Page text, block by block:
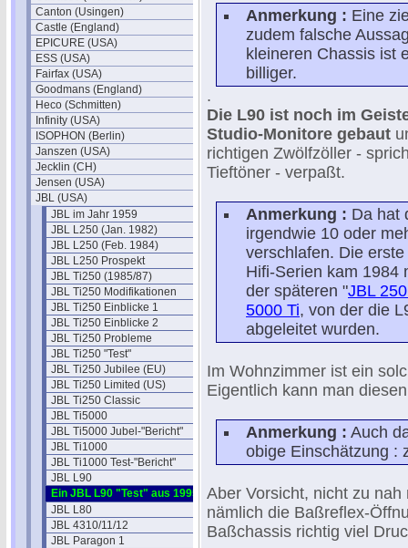
Canton (Usingen)
Castle (England)
EPICURE (USA)
ESS (USA)
Fairfax (USA)
Goodmans (England)
Heco (Schmitten)
Infinity (USA)
ISOPHON (Berlin)
Janszen (USA)
Jecklin (CH)
Jensen (USA)
JBL (USA)
JBL im Jahr 1959
JBL L250 (Jan. 1982)
JBL L250 (Feb. 1984)
JBL L250 Prospekt
JBL Ti250 (1985/87)
JBL Ti250 Modifikationen
JBL Ti250 Einblicke 1
JBL Ti250 Einblicke 2
JBL Ti250 Probleme
JBL Ti250 "Test"
JBL Ti250 Jubilee (EU)
JBL Ti250 Limited (US)
JBL Ti250 Classic
JBL Ti5000
JBL Ti5000 Jubel-"Bericht"
JBL Ti1000
JBL Ti1000 Test-"Bericht"
JBL L90
Ein JBL L90 "Test" aus 1995
JBL L80
JBL 4310/11/12
JBL Paragon 1
Anmerkung : Eine
zudem falsche
kleineren Chassis ist
billiger.
.
Die L90 ist noch im
Studio-Monitore gebaut
richtigen Zwölfzöller -
Tieftöner - verpaßt.
Anmerkung : Da hat
irgendwie 10 oder
verschlafen. Die
Hifi-Serien kam 1984
der späteren "JBL
5000 Ti, von der die
abgeleitet wurden.
Im Wohnzimmer ist ein
Eigentlich kann man
Anmerkung : Auch
obige Einschätzung :
Aber Vorsicht, nicht zu
nämlich die Baßreflex-
Baßchassis richtig viel